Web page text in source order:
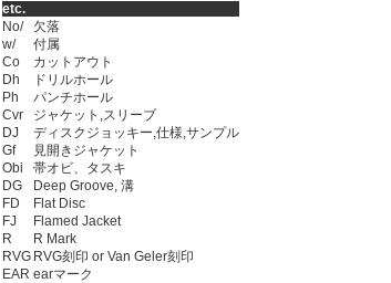
etc.
No/
欠落
w/
付属
Co
カットアウト
Dh
ドリルホール
Ph
パンチホール
Cvr
ジャケット,スリーブ
DJ
ディスクジョッキー,仕様,サンプル
Gf
見開きジャケット
Obi
帯オビ、タスキ
DG
Deep Groove, 溝
FD
Flat Disc
FJ
Flamed Jacket
R
R Mark
RVG RVG刻印 or Van Geler刻印
EAR earマーク